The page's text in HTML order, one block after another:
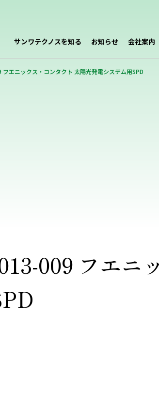
サンワテクノスを知る お知らせ 会社案内
エニックス・コンタクト 太陽光発電システム用SPD
009 フエニ